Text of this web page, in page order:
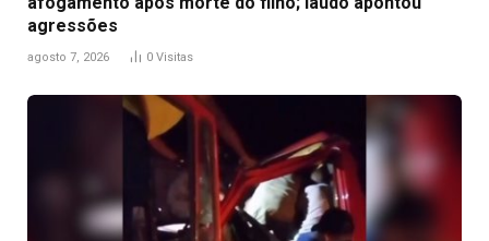
agressões
agosto 7, 2026 0 Visitas